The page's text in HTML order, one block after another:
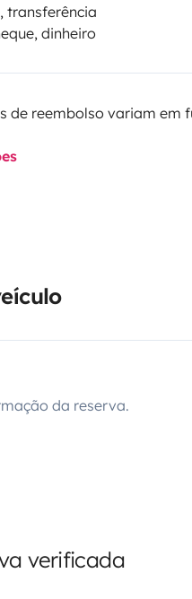
transferência
dinheiro
de reembolso variam em
da reserva.
verificada